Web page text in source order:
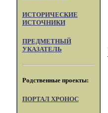
ИСТОРИЧЕСКИЕ
ИСТОЧНИКИ
ПРЕДМЕТНЫЙ
УКАЗАТЕЛЬ
Родственные проекты:
ПОРТАЛ XPOHOC